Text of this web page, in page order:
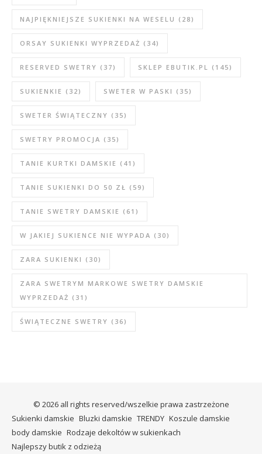
NAJPIĘKNIEJSZE SUKIENKI NA WESELU (28)
ORSAY SUKIENKI WYPRZEDAŻ (34)
RESERVED SWETRY (37) SKLEP EBUTIK.PL (145)
SUKIENKIE (32) SWETER W PASKI (35)
SWETER ŚWIĄTECZNY (35)
SWETRY PROMOCJA (35)
TANIE KURTKI DAMSKIE (41)
TANIE SUKIENKI DO 50 ZŁ (59)
TANIE SWETRY DAMSKIE (61)
W JAKIEJ SUKIENCE NIE WYPADA (30)
ZARA SUKIENKI (30)
ZARA SWETRYM MARKOWE SWETRY DAMSKIE
WYPRZEDAŻ (31)
ŚWIĄTECZNE SWETRY (36)
© 2026 all rights reserved/wszelkie prawa zastrzeżone
Sukienki damskie Bluzki damskie TRENDY Koszule damskie
body damskie Rodzaje dekoltów w sukienkach
Najlepszy butik z odzieżą